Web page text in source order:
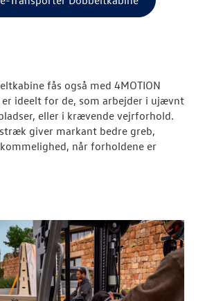
Byg din
VÆRKSTED
NYHEDER
OM OS
RESERVEDELE
fås også med 4MOTION
ideelt for de, som arbejder i ujævnt
eller i krævende vejrforhold.
giver markant bedre greb,
når forholdene er